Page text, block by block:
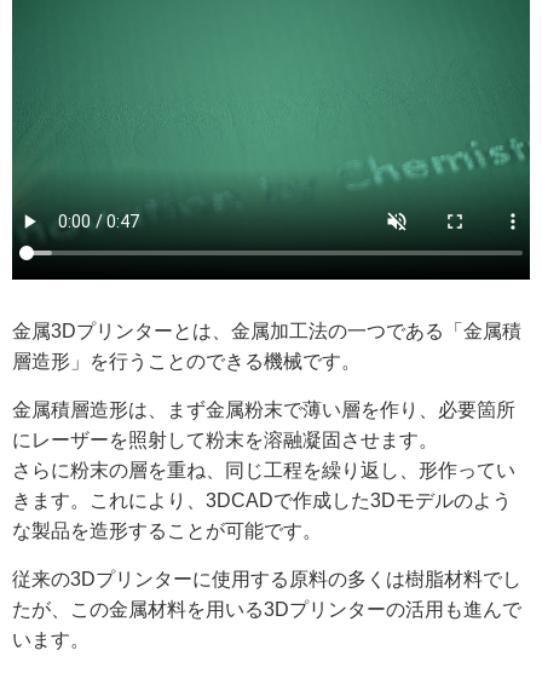
金属3Dプリンターとは、金属加工法の一つである「金属積
層造形」を行うことのできる機械です。
金属積層造形は、まず金属粉末で薄い層を作り、必要箇所
にレーザーを照射して粉末を溶融凝固させます。
さらに粉末の層を重ね、同じ工程を繰り返し、形作ってい
きます。これにより、3DCADで作成した3Dモデルのよう
な製品を造形することが可能です。
従来の3Dプリンターに使用する原料の多くは樹脂材料でし
たが、この金属材料を用いる3Dプリンターの活用も進んで
います。